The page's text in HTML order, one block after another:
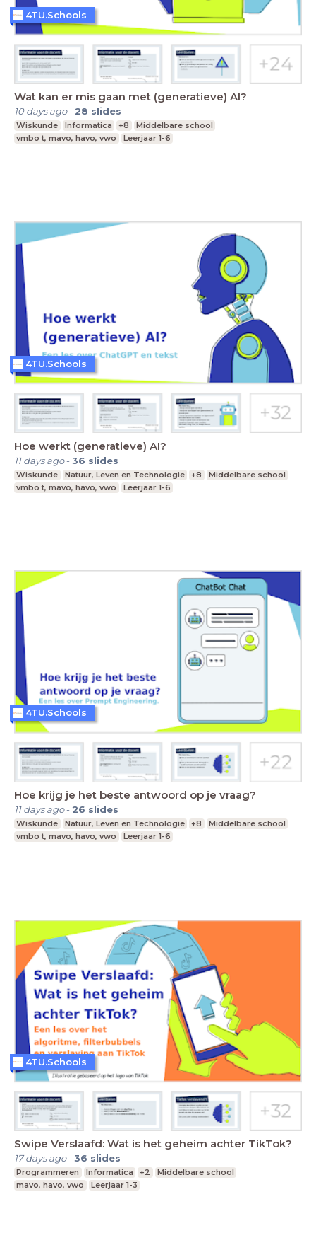
Wat kan er mis gaan met (generatieve) AI?
10 days ago- 28 slides
Wiskunde Informatica +8
Middelbare school
vmbo t, mavo, havo, vwo
Leerjaar 1-6
4TU.Schools
Hoe werkt (generatieve) AI?
11 days ago-36 slides
Wiskunde Natuur, Leven en Technologie +8
Middelbare school
vmbo t, mavo, havo, vwo
Leerjaar 1-6
4TU.Schools
Hoe krijg je het beste antwoord op je vraag?
11 days ago- 26 slides
Wiskunde Natuur, Leven en Technologie +8
Middelbare school
vmbo t, mavo, havo, vwo
Leerjaar 1-6
4TU.Schools
Swipe Verslaafd: Wat is het geheim achter TikTok?
17 days ago-36 slides
Programmeren Informatica +2
Middelbare school
mavo, havo, vwo
Leerjaar 1-3
4TU.Schools